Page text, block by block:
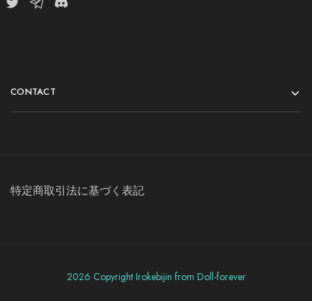
CONTACT
特定商取引法に基づく表記
2026 Copyright Irokebijin from Doll-forever